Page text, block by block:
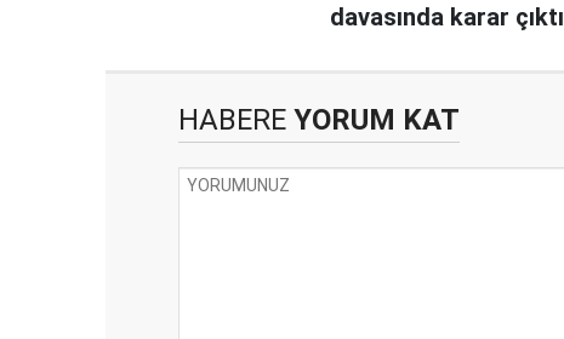
davasında karar çıktı
HABERE YORUM KAT